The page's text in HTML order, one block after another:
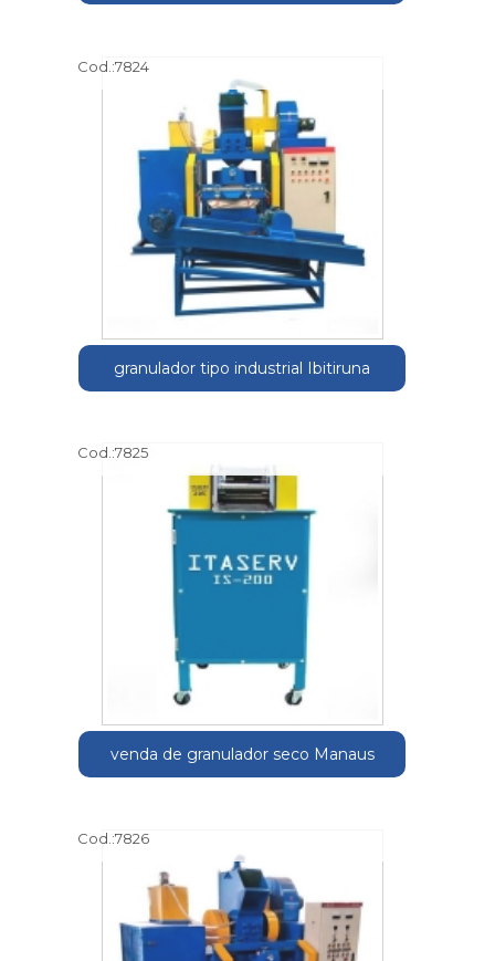
Cod.:7824
granulador tipo industrial Ibitiruna
Cod.:7825
venda de granulador seco Manaus
Cod.:7826